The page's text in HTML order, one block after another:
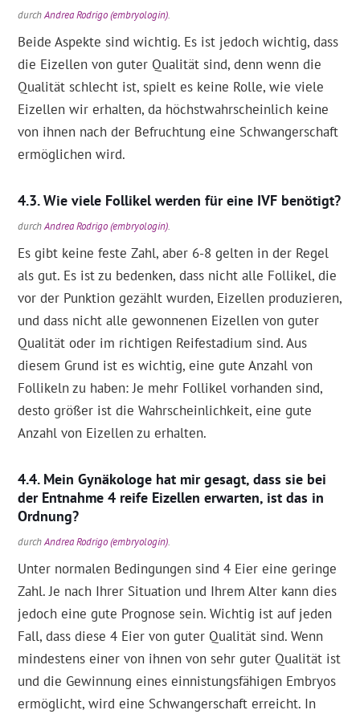
durchAndrea Rodrigo (embryologin).
Beide Aspekte sind wichtig. Es ist jedoch wichtig, dass
die Eizellen von guter Qualität sind, denn wenn die
Qualität schlecht ist, spielt es keine Rolle, wie viele
Eizellen wir erhalten, da höchstwahrscheinlich keine
von ihnen nach der Befruchtung eine Schwangerschaft
ermöglichen wird.
Wie viele Follikel werden für eine IVF benötigt?
durchAndrea Rodrigo (embryologin).
Es gibt keine feste Zahl, aber 6-8 gelten in der Regel
als gut. Es ist zu bedenken, dass nicht alle Follikel, die
vor der Punktion gezählt wurden, Eizellen produzieren,
und dass nicht alle gewonnenen Eizellen von guter
Qualität oder im richtigen Reifestadium sind. Aus
diesem Grund ist es wichtig, eine gute Anzahl von
Follikeln zu haben: Je mehr Follikel vorhanden sind,
desto größer ist die Wahrscheinlichkeit, eine gute
Anzahl von Eizellen zu erhalten.
Mein Gynäkologe hat mir gesagt, dass sie bei
der Entnahme 4 reife Eizellen erwarten, ist das in
Ordnung?
durchAndrea Rodrigo (embryologin).
Unter normalen Bedingungen sind 4 Eier eine geringe
Zahl. Je nach Ihrer Situation und Ihrem Alter kann dies
jedoch eine gute Prognose sein. Wichtig ist auf jeden
Fall, dass diese 4 Eier von guter Qualität sind. Wenn
mindestens einer von ihnen von sehr guter Qualität ist
und die Gewinnung eines einnistungsfähigen Embryos
ermöglicht, wird eine Schwangerschaft erreicht. In